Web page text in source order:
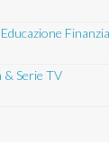
& Serie TV